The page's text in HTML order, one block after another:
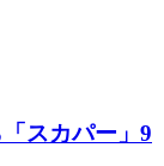
スカパー」9